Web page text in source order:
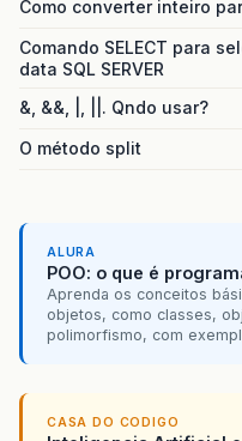
Como converter inteiro
Comando SELECT para
data SQL SERVER
&, &&, |, ||. Qndo usar?
O método split
ALURA
POO: o que é
Aprenda os conceitos
objetos, como classes,
polimorfismo, com
CASA DO CODIGO